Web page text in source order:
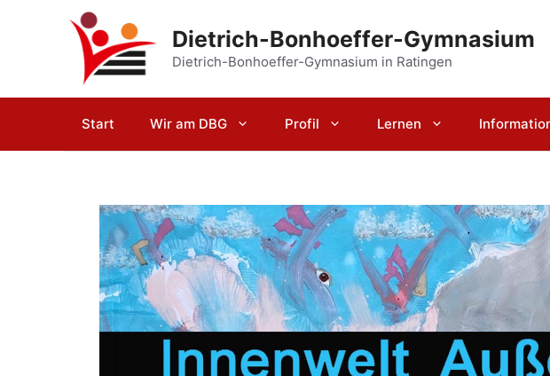
Dietrich-Bonhoeffer-Gymnasium
Dietrich-Bonhoeffer-Gymnasium in Ratingen
Start Wir am DBG Profil Lernen